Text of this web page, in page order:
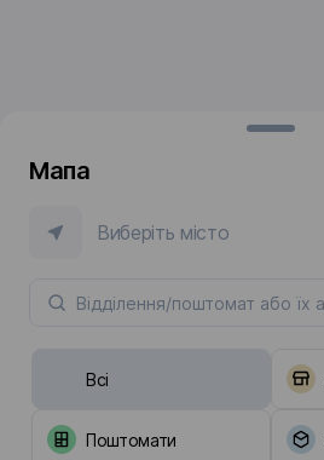
Мапа
Виберіть місто
Всі
Поштомати